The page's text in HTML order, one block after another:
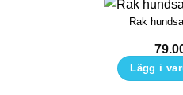
Rak
Lägg i